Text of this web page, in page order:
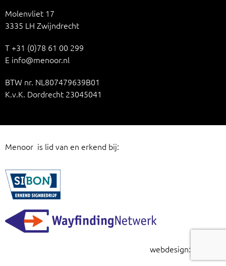
Molenvliet 17
3335 LH Zwijndrecht
T+31 (0)78 61 00 299
E info@menoor.nl
BTW nr. NL807479639B01
K.v.K. Dordrecht 23045041
Menoor is lid van en erkend bij:
webdesign: